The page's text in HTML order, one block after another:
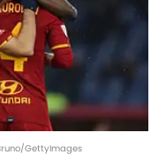
GettyImages